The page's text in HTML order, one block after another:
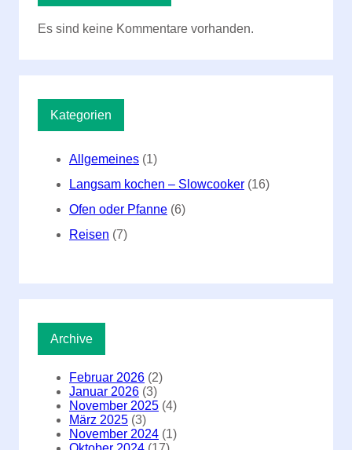
Es sind keine Kommentare vorhanden.
Kategorien
Allgemeines (1)
Langsam kochen – Slowcooker (16)
Ofen oder Pfanne (6)
Reisen (7)
Archive
Februar 2026 (2)
Januar 2026 (3)
November 2025 (4)
März 2025 (3)
November 2024 (1)